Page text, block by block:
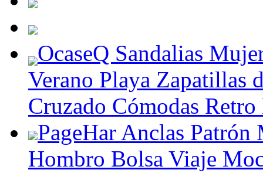
OcaseQ Sandalias
Verano Playa Zapatillas
Cruzado Cómodas
PageHar Anclas
Hombro Bolsa Viaje